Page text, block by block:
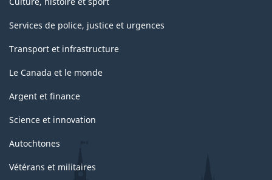
Services de police, justice et urgences
Transport et infrastructure
Le Canada et le monde
Argent et finance
Science et innovation
Autochtones
Vétérans et militaires